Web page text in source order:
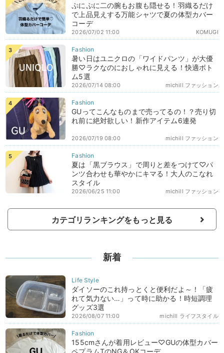
ぷにぷに二の腕もお腹も隠せる！羽織るだけ
で上品見えする万能シャツで夏の体型カバー
コーデ
KOMUGI
2026/07/02 11:00
暑い日はユニクロの「ワイドパンツ」が大優
勝♡ラクなのにおしゃれに見える！快適ボト
ム5選
michill ファッション
2026/07/14 08:00
GUってこんなものまで売ってるの！？売り切
れ前に絶対欲しい！新作アイテム6連発
michill ファッション
2026/07/19 08:00
夏は「黒ブラウス」で周りと差をつけて♡パ
ンツ合わせも華やかにキマる！大人のこなれ
スタイル
michill ファッション
2026/06/25 11:00
カテゴリランキングをもっと見る
新着
ダイソーのこれ持っとくと便利だよ～！「疲
れて気力ない…」って時に助かる！時短調理
グッズ3選
michill ライフスタイル
2026/08/07 11:00
155cmさんが着用レビュー♡GUの体型カバー
ペプラムTのNG＆OKコーデ